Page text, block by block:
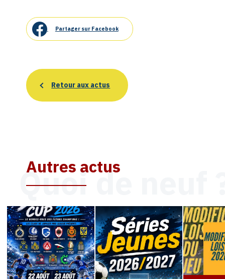
Partager sur Facebook
Retour aux actus
Autres actus
Quoi de neuf